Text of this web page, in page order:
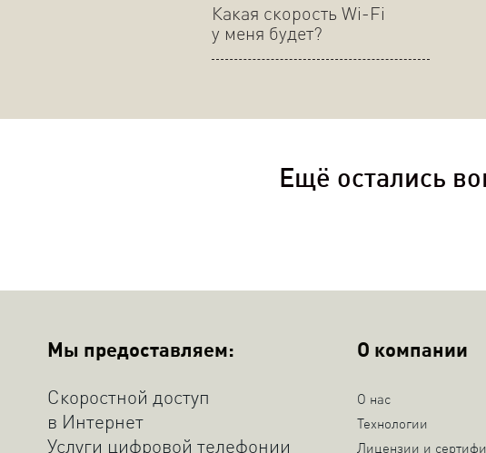
Какая скорость Wi-Fi
у меня будет?
Ещё остались
Мы предоставляем:
Скоростной доступ
в Интернет
Услуги цифровой телефонии
О компании
О нас
Технологии
Лицензии и